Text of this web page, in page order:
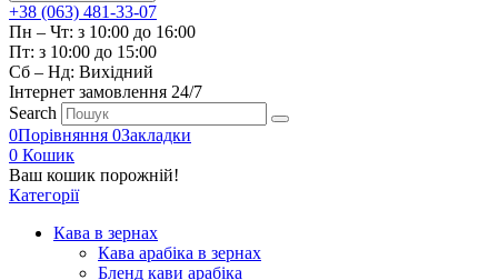
+38 (063) 481-33-07
Пн – Чт: з 10:00 до 16:00
Пт: з 10:00 до 15:00
Сб – Нд: Вихідний
Інтернет замовлення 24/7
Search
0Порівняння 0Закладки
0 Кошик
Ваш кошик порожній!
Категорії
Кава в зернах
Кава арабіка в зернах
Бленд кави арабіка